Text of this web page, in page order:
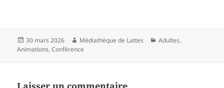
Publié
le
30 mars 2026 Auteur
Médiathèque de Lattes Catégories
Adultes,
Animations,Conférence